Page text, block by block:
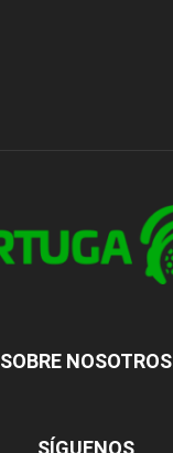
SOBRE NOSOTROS
SÍGUENOS